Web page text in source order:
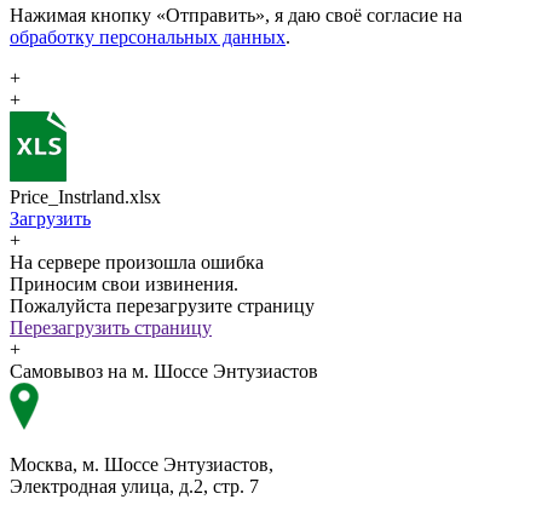
Нажимая кнопку «Отправить», я даю своё согласие на
обработку персональных данных.
+
+
Price_Instrland.xlsx
Загрузить
+
На сервере произошла ошибка
Приносим свои извинения.
Пожалуйста перезагрузите страницу
Перезагрузить страницу
+
Самовывоз на м. Шоссе Энтузиастов
Москва, м. Шоссе Энтузиастов,
Электродная улица, д.2, стр. 7